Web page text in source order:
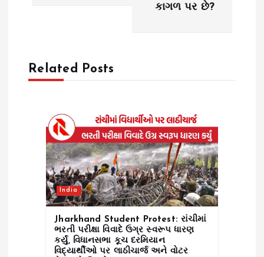
v
કાગળ પર છે?
Related Posts
India
Jharkhand Student Protest: રાંચીમાં
ભરતી પરીક્ષા વિવાદે ઉગ્ર સ્વરૂપ ધારણ
કર્યું, વિધાનસભા કૂચ દરમિયાન
વિદ્યાર્થીઓ પર લાઠીચાર્જ અને વોટર